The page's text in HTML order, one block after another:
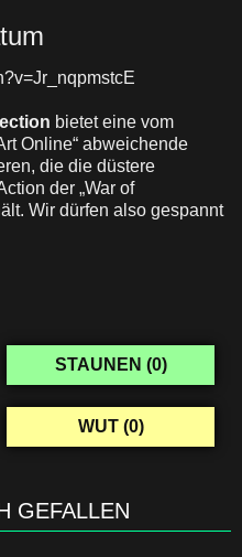
bietet eine vom
Online“ abweichende
die die düstere
der „War of
Wir dürfen also gespannt
STAUNEN (0)
WUT (0)
GEFALLEN